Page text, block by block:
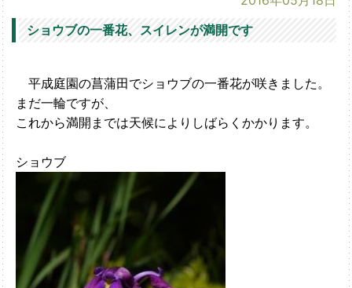
ショウブの一番花、スイレンが満開です
平成庭園の菖蒲田でショウブの一番花が咲きました。
まだ一輪ですが、
これから満開までは天候によりしばらくかかります。
ショウブ